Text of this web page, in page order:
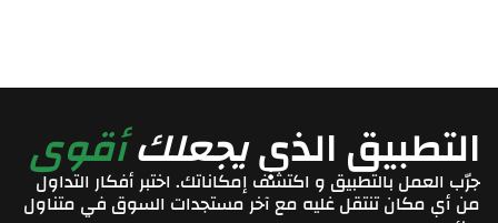
التطبيق الذييجعلكأقوى
جرّب العمل بالتطبيق و اكتشف إمكاناتك. اختبر أفكار التداول
من أي مكان تنتقل غليه مع آخر مستجدات السوق في متناول